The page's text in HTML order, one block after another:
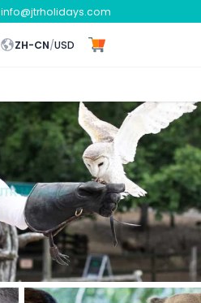
info@jtrholidays.com
ZH-CN/USD